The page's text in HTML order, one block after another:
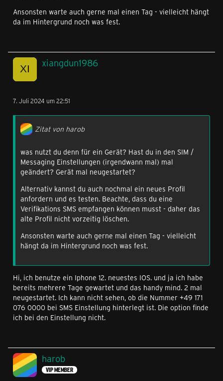
Ansonsten warte auch gerne mal einen Tag - vielleicht hängt
da im Hintergrund noch was fest.
xiangdun1986
7. Juli 2024 um 22:51
Zitat von harob
was nutzt du denn für ein Gerät? Hast du in den SIM /
Messaging Einstellungen (irgendwann mal) mal
geändert? Gerät mal neugestartet?
Alternativ kannst du auch nochmal ein neues Profil
anfordern und es testen. Beachte, dass du eine
Verifikations SMS empfangen können musst - daher das
alte Profil nicht vorzeitig löschen.
Ansonsten warte auch gerne mal einen Tag - vielleicht
hängt da im Hintergrund noch was fest.
Hi, ich benutze ein Iphone 12. neuestes IOS. und ja ich habe
bereits mehrere Tage gewartet und das handy mind. 2 mal
neugestartet. Ich kann nicht sehen, ob die Nummer +49 171
076 0000 bei SMS Einstellung hinterlegt ist. Die option finde
ich bei den Einstellung nicht.
harob
VIP MEMBER